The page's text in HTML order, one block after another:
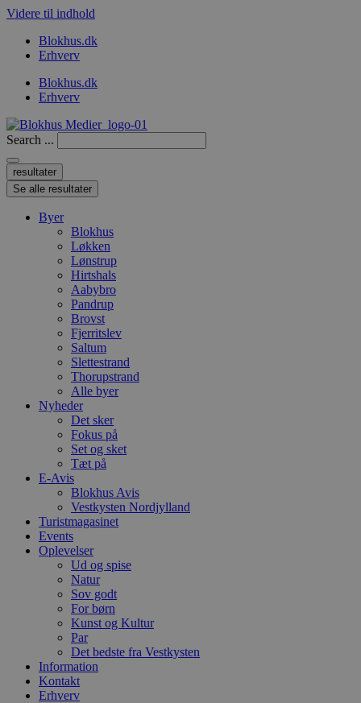
Videre til indhold
Blokhus.dk
Erhverv
Blokhus.dk
Erhverv
Search ...
resultater
Se alle resultater
Byer
Blokhus
Løkken
Lønstrup
Hirtshals
Aabybro
Pandrup
Brovst
Fjerritslev
Saltum
Slettestrand
Thorupstrand
Alle byer
Nyheder
Det sker
Fokus på
Set og sket
Tæt på
E-Avis
Blokhus Avis
Vestkysten Nordjylland
Turistmagasinet
Events
Oplevelser
Ud og spise
Natur
Sov godt
For børn
Kunst og Kultur
Par
Det bedste fra Vestkysten
Information
Kontakt
Erhverv